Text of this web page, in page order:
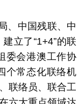
、中国残联、中
立了“1+4”的联
委会港澳工作协
个常态化联络机
联络员、联合工